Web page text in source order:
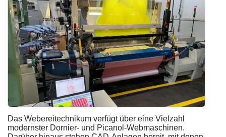
Das Webereitechnikum verfügt über eine Vielzahl
modernster Dornier- und Picanol-Webmaschinen.